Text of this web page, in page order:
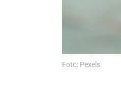
Foto: Pexels